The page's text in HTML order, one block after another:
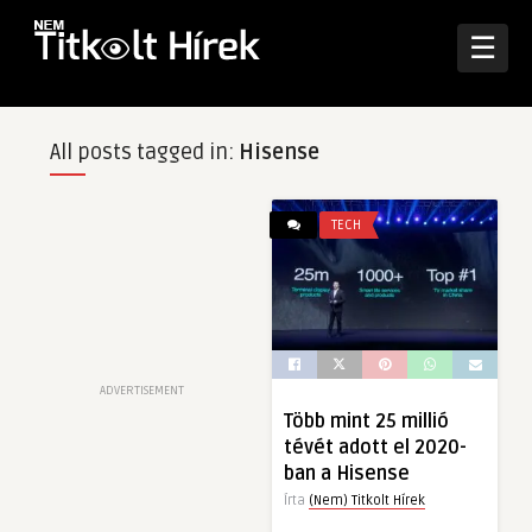
☰
All posts tagged in: Hisense
ADVERTISEMENT
TECH
Több mint 25 millió
tévét adott el 2020-
ban a Hisense
Írta (Nem) Titkolt Hírek